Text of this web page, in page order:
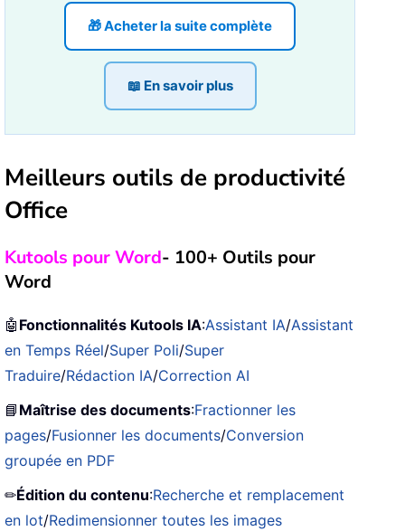
🎁 Acheter la suite complète
📖 En savoir plus
Meilleurs outils de productivité
Office
Kutools pour Word- 100+ Outils pour
Word
🤖 Fonctionnalités Kutools IA:Assistant IA/Assistant
en Temps Réel/Super Poli/Super
Traduire/Rédaction IA/Correction AI
📘 Maîtrise des documents:Fractionner les
pages/Fusionner les documents/Conversion
groupée en PDF
✏Édition du contenu:Recherche et remplacement
en lot/Redimensionner toutes les images